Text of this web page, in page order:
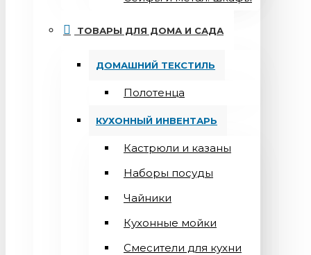
ТОВАРЫ ДЛЯ ДОМА И САДА
ДОМАШНИЙ ТЕКСТИЛЬ
Полотенца
КУХОННЫЙ ИНВЕНТАРЬ
Кастрюли и казаны
Наборы посуды
Чайники
Кухонные мойки
Смесители для кухни